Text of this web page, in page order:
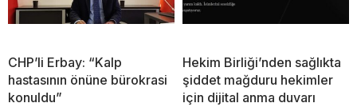
CHP’li Erbay: “Kalp
hastasının önüne bürokrasi
konuldu”
Hekim Birliği’nden sağlıkta
şiddet mağduru hekimler
için dijital anma duvarı